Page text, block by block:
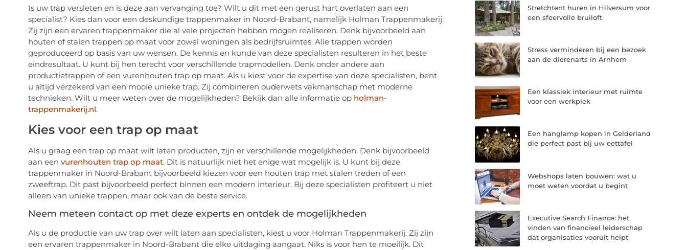
Is uw trap versleten en is deze aan vervanging toe? Wilt u dit met een gerust hart overlaten aan een
specialist? Kies dan voor een deskundige trappenmaker in Noord-Brabant, namelijk Holman Trappenmakerij.
Zij zijn een ervaren trappenmaker die al vele projecten hebben mogen realiseren. Denk bijvoorbeeld aan
houten of stalen trappen op maat voor zowel woningen als bedrijfsruimtes. Alle trappen worden
geproduceerd op basis van uw wensen. De kennis en kunde van deze specialisten resulteren in het beste
eindresultaat. U kunt bij hen terecht voor verschillende trapmodellen. Denk onder andere aan
productietrappen of een vurenhouten trap op maat. Als u kiest voor de expertise van deze specialisten, bent
u altijd verzekerd van een mooie unieke trap. Zij combineren ouderwets vakmanschap met moderne
technieken. Wilt u meer weten over de mogelijkheden? Bekijk dan alle informatie op holman-
trappenmakerij.nl.
Kies voor een trap op maat
Als u graag een trap op maat wilt laten producten, zijn er verschillende mogelijkheden. Denk bijvoorbeeld
aan een vurenhouten trap op maat. Dit is natuurlijk niet het enige wat mogelijk is. U kunt bij deze
trappenmaker in Noord-Brabant bijvoorbeeld kiezen voor een houten trap met stalen treden of een
zweeftrap. Dit past bijvoorbeeld perfect binnen een modern interieur. Bij deze specialisten profiteert u niet
alleen van unieke trappen, maar ook van de beste service.
Neem meteen contact op met deze experts en ontdek de mogelijkheden
Als u de productie van uw trap over wilt laten aan specialisten, kiest u voor Holman Trappenmakerij. Zij zijn
een ervaren trappenmaker in Noord-Brabant die elke uitdaging aangaat. Niks is voor hen te moeilijk. Dit
Stretchtent huren in Hilversum voor
een sfeervolle bruiloft
Stress verminderen bij een bezoek
aan de dierenarts in Arnhem
Een klassiek interieur met ruimte
voor een werkplek
Een hanglamp kopen in Gelderland
die perfect past bij uw eettafel
Webshops laten bouwen: wat u
moet weten voordat u begint
Executive Search Finance: het
vinden van financieel leiderschap
dat organisaties vooruit helpt